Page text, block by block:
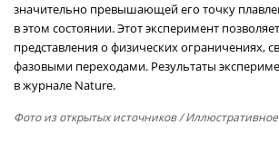
значительно превышающей его точку
в этом состоянии. Этот эксперимент
представления о физических ограничениях,
фазовыми переходами. Результаты
в журнале Nature.
Фото из открытых источников/